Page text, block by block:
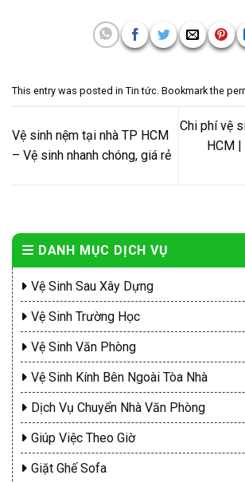
This entry was posted in Tin tức . Bookmark the
Vệ sinh nệm tại nhà TP HCM
– Vệ sinh nhanh chóng, giá rẻ
Chi phí vệ
HCM
DANH MỤC DỊCH VỤ
Vệ Sinh Sau Xây Dựng
Vệ Sinh Trường Học
Vệ Sinh Văn Phòng
Vệ Sinh Kính Bên Ngoài Tòa Nhà
Dịch Vụ Chuyển Nhà Văn Phòng
Giúp Việc Theo Giờ
Giặt Ghế Sofa